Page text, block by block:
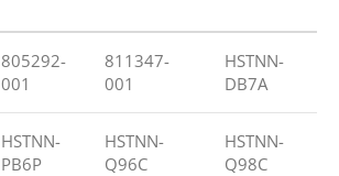
805292-
001
811347-
001
HSTNN-
DB7A
HSTNN-
PB6P
HSTNN-
Q96C
HSTNN-
Q98C